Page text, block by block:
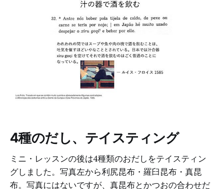
4種のだし、テイスティング
ミニ・レッスンの後は4種類のおだしをテイスティン
グしました。写真左から利尻昆布・羅臼昆布・真昆
布。写真にはないですが、真昆布とかつおの合わせだ